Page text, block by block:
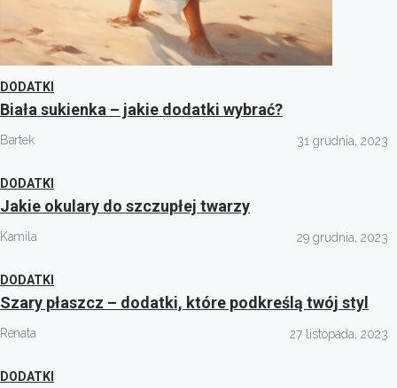
DODATKI
Biała sukienka – jakie dodatki wybrać?
Bartek 31 grudnia, 2023
DODATKI
Jakie okulary do szczupłej twarzy
Kamila 29 grudnia, 2023
DODATKI
Szary płaszcz – dodatki, które podkreślą twój styl
Renata 27 listopada, 2023
DODATKI